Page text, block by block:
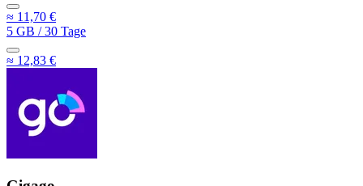
≈ 11,70 €
5 GB /30 Tage
≈ 12,83 €